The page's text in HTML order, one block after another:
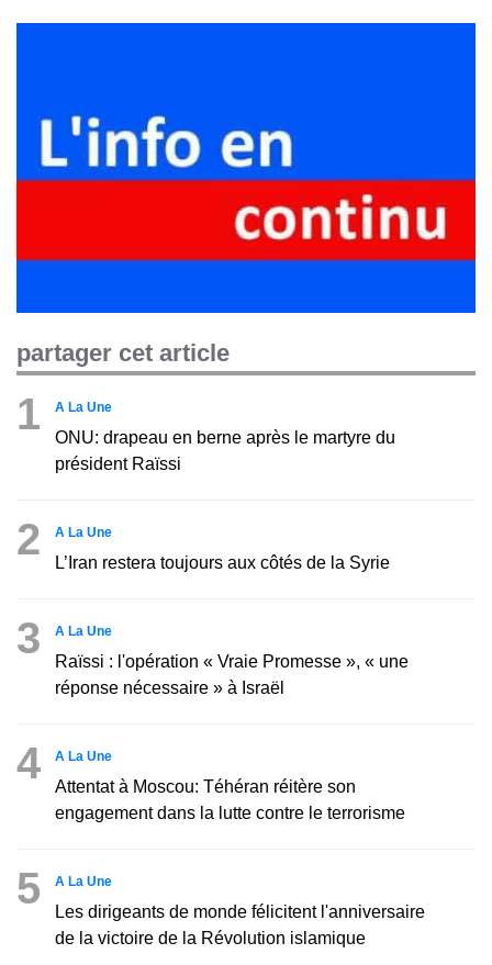
partager cet article
1 A La Une
ONU: drapeau en berne après le martyre du
président Raïssi
2 A La Une
L’Iran restera toujours aux côtés de la Syrie
3 A La Une
Raïssi : l'opération « Vraie Promesse », « une
réponse nécessaire » à Israël
4 A La Une
Attentat à Moscou: Téhéran réitère son
engagement dans la lutte contre le terrorisme
5 A La Une
Les dirigeants de monde félicitent l'anniversaire
de la victoire de la Révolution islamique